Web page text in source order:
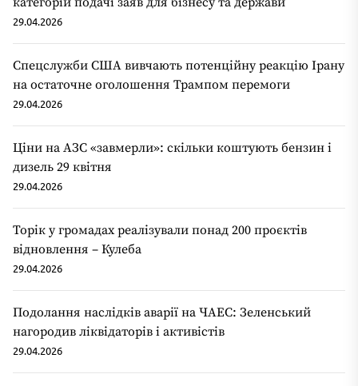
29.04.2026
Спецслужби США вивчають потенційну реакцію Ірану
на остаточне оголошення Трампом перемоги
29.04.2026
Ціни на АЗС «завмерли»: скільки коштують бензин і
дизель 29 квітня
29.04.2026
Торік у громадах реалізували понад 200 проєктів
відновлення – Кулеба
29.04.2026
Подолання наслідків аварії на ЧАЕС: Зеленський
нагородив ліквідаторів і активістів
29.04.2026